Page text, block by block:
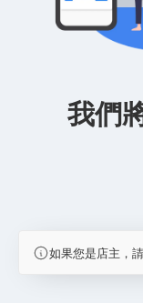
我們
如果您是店主，